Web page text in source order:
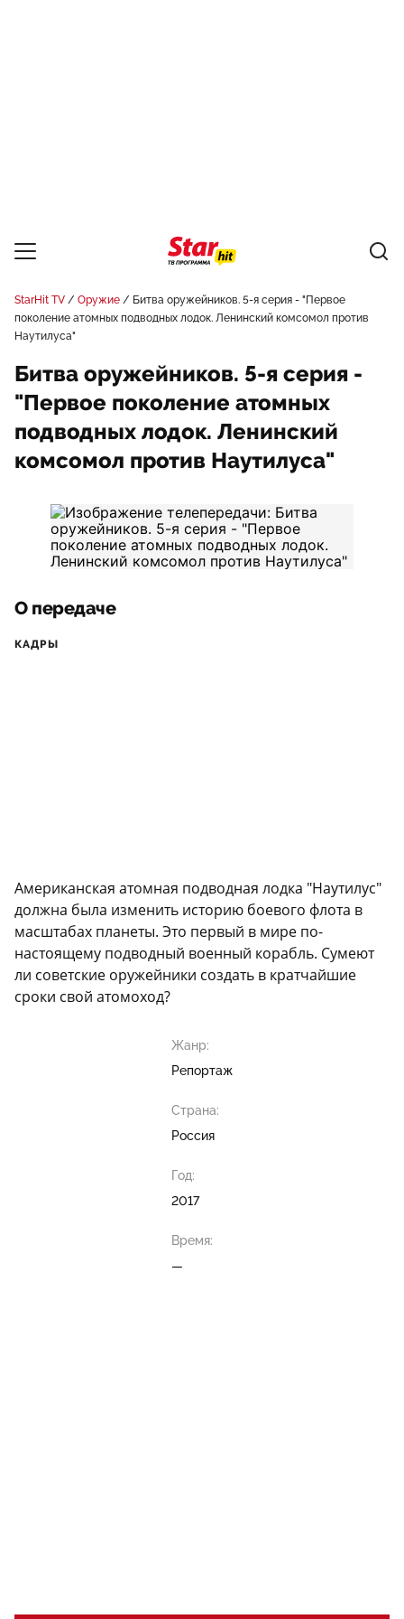
StarHit TV Оружие
Битва оружейников. 5-я серия - "Первое
поколение атомных подводных лодок. Ленинский комсомол против
Наутилуса"
Битва оружейников. 5-я серия -
"Первое поколение атомных
подводных лодок. Ленинский
комсомол против Наутилуса"
О передаче
КАДРЫ
Американская атомная подводная лодка "Наутилус"
должна была изменить историю боевого флота в
масштабах планеты. Это первый в мире по-
настоящему подводный военный корабль. Сумеют
ли советские оружейники создать в кратчайшие
сроки свой атомоход?
Жанр:
Репортаж
Страна:
Россия
Год:
2017
Время:
—